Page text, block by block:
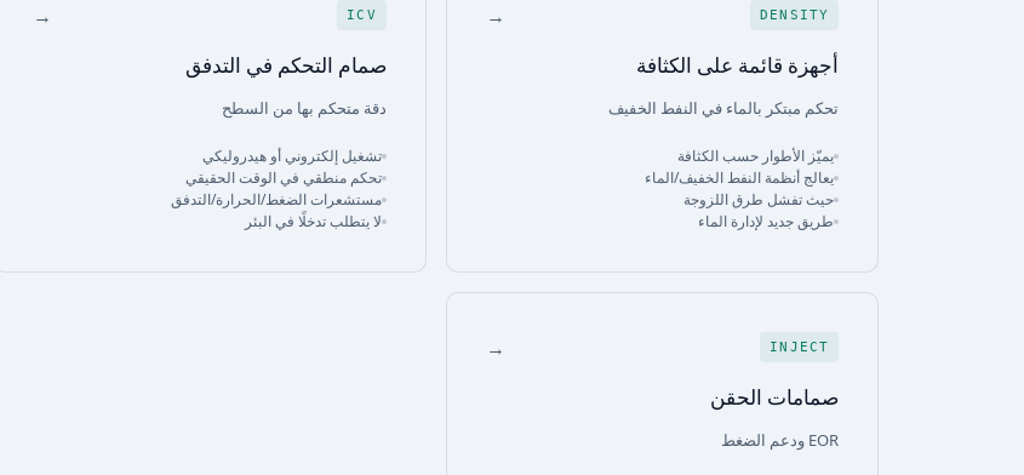
DENSITY
→
أجهزة قائمة على الكثافة
تحكم مبتكر بالماء في النفط الخفيف
يميّز الأطوار حسب الكثافة
يعالج أنظمة النفط الخفيف/الماء
حيث تفشل طرق اللزوجة
طريق جديد لإدارة الماء
ICV
→
صمام التحكم في التدفق
دقة متحكم بها من السطح
تشغيل إلكتروني أو هيدروليكي
تحكم منطقي في الوقت الحقيقي
مستشعرات الضغط/الحرارة/التدفق
لا يتطلب تدخلًا في البئر
INJECT
→
صمامات الحقن
EOR ودعم الضغط